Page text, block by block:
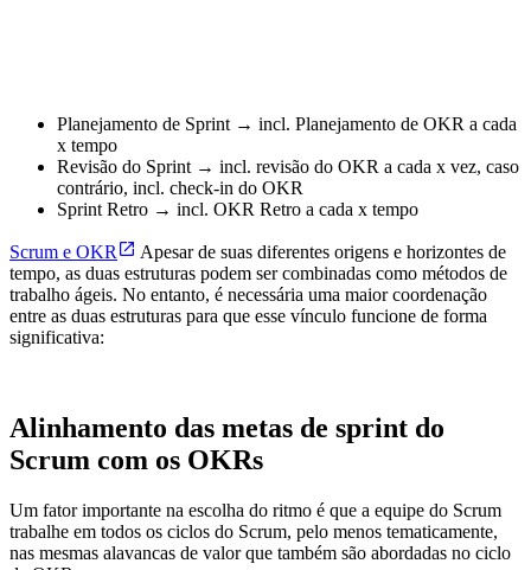
Planejamento de Sprint → incl. Planejamento de OKR a cada
x tempo
Revisão do Sprint → incl. revisão do OKR a cada x vez, caso
contrário, incl. check-in do OKR
Sprint Retro → incl. OKR Retro a cada x tempo
Scrum e OKR
Apesar de suas diferentes origens e horizontes de
tempo, as duas estruturas podem ser combinadas como métodos de
trabalho ágeis. No entanto, é necessária uma maior coordenação
entre as duas estruturas para que esse vínculo funcione de forma
significativa:
Alinhamento das metas de sprint do
Scrum com os OKRs
Um fator importante na escolha do ritmo é que a equipe do Scrum
trabalhe em todos os ciclos do Scrum, pelo menos tematicamente,
nas mesmas alavancas de valor que também são abordadas no ciclo